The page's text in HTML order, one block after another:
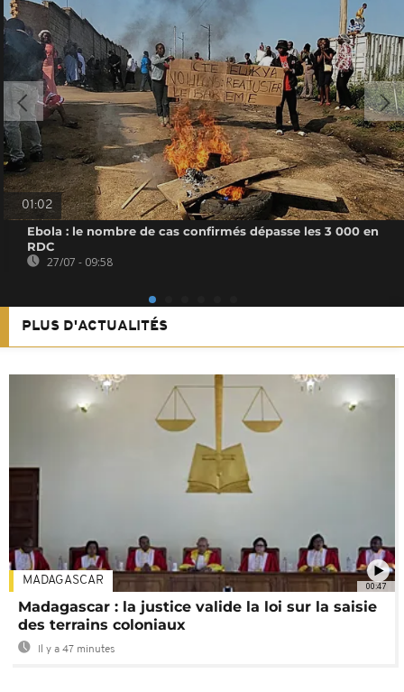
01:02
Ebola : le nombre de cas confirmés dépasse les 3 000 en
RDC
27/07 - 09:58
PLUS D'ACTUALITÉS
00:47
MADAGASCAR
Madagascar : la justice valide la loi sur la saisie
des terrains coloniaux
Il y a 47 minutes